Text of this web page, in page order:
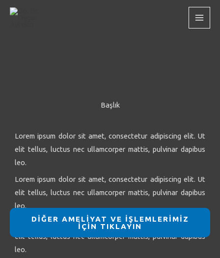
İçeriğe
Başlık
Lorem ipsum dolor sit amet, consectetur adipiscing elit. Ut
elit tellus, luctus nec ullamcorper mattis, pulvinar dapibus
leo.
Lorem ipsum dolor sit amet, consectetur adipiscing elit. Ut
elit tellus, luctus nec ullamcorper mattis, pulvinar dapibus
leo.
Lorem ipsum dolor sit amet, consectetur adipiscing elit. Ut
elit tellus, luctus nec ullamcorper mattis, pulvinar dapibus
leo.
DİĞER AMELİYAT VE İŞLEMLERİMİZ
İÇİN TIKLAYIN